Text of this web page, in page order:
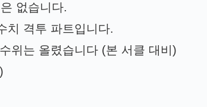
없습니다.
치 격투 파트입니다.
위는 올렸습니다 (본 서클 대비)